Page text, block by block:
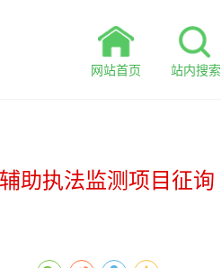
网站首页 站内搜索
助执法监测项目征询